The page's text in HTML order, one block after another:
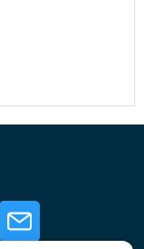
RSS Newsletter